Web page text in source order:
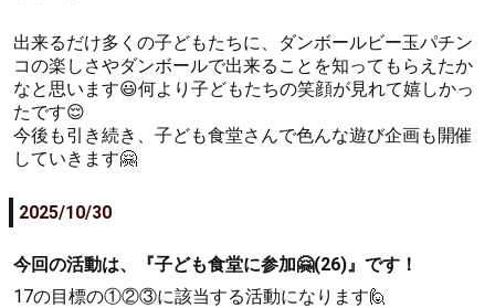
出来るだけ多くの子どもたちに、ダンボールビー玉パチン
コの楽しさやダンボールで出来ることを知ってもらえたか
なと思います😃何より子どもたちの笑顔が見れて嬉しかっ
たです😌
今後も引き続き、子ども食堂さんで色んな遊び企画も開催
していきます🤗
2025/10/30
今回の活動は、『子ども食堂に参加🤗(26)』です！
17の目標の①②③に該当する活動になります🙋